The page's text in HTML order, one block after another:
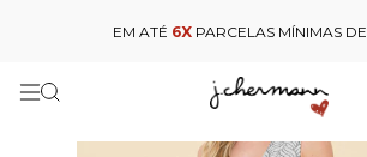
EM ATÉ 6XPARCELAS MÍNIMAS DE